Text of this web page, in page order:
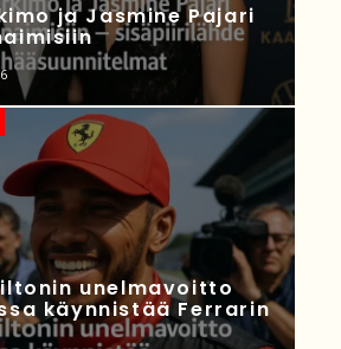
ja Jasmine Pajari
unelmavoitto
käynnistää Ferrarin